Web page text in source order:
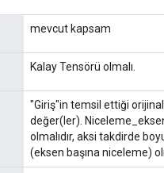
mevcut kapsam
Kalay Tensörü olmalı.
"Giriş"in temsil ettiği
değer(ler).
olmalıdır, aksi takdirde
(eksen başına niceleme)